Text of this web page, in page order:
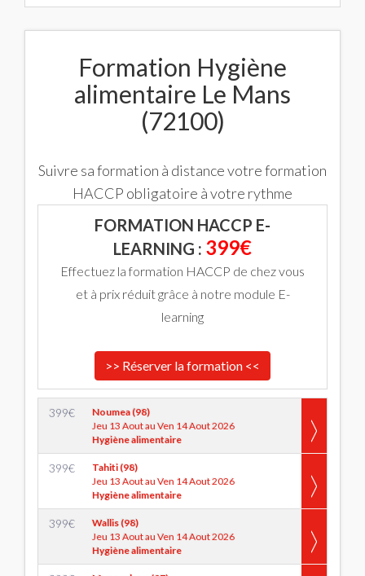
Formation Hygiène
alimentaire Le Mans
(72100)
Suivre sa formation à distance votre formation
HACCP obligatoire à votre rythme
FORMATION HACCP E-
LEARNING : 399€
Effectuez la formation HACCP de chez vous
et à prix réduit grâce à notre module E-
learning
>> Réserver la formation <<
399€
Noumea (98)
Jeu 13 Aout au Ven 14 Aout 2026
Hygiène alimentaire
399€
Tahiti (98)
Jeu 13 Aout au Ven 14 Aout 2026
Hygiène alimentaire
399€
Wallis (98)
Jeu 13 Aout au Ven 14 Aout 2026
Hygiène alimentaire